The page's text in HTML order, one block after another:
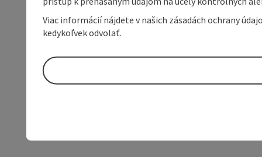
Viac informácií nájdete v našich zásadách ochrany
kedykoľvek odvolať.